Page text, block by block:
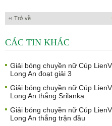
Trở về
CÁC TIN KHÁC
Giải bóng chuyền nữ Cúp
Long An đoạt giải 3
Giải bóng chuyền nữ Cúp
Long An thắng Srilanka
Giải bóng chuyền nữ Cúp
Long An thắng trận đầu